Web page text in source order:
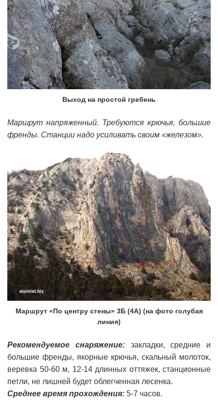
Выход на простой гребень
Маршрут напряженный. Требуются крючья, большие
френды. Станции надо усиливать своим «железом».
Маршрут «По центру стены» 3Б (4А) (на фото голубая
линия)
Рекомендуемое снаряжение:закладки, средние и
большие френды, якорные крючья, скальный молоток,
веревка 50-60 м, 12-14 длинных оттяжек, станционные
петли, не лишней будет облегченная лесенка.
Среднее время прохождения: 5-7 часов.